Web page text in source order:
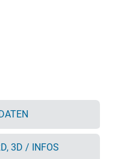
3D / INFOS